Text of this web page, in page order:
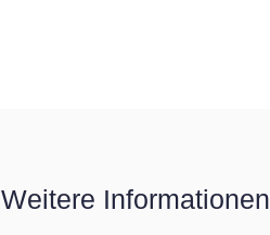
Weitere Informationen